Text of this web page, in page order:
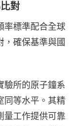
對
率標準配合全球
，確保基準與國
驗所的原子鐘系
同等水平。其精
量工作提供可靠